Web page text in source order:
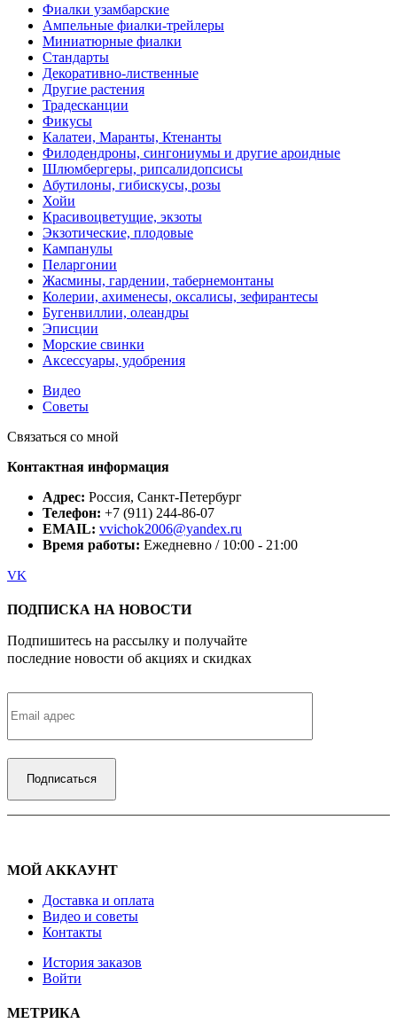
Фиалки узамбарские
Ампельные фиалки-трейлеры
Миниатюрные фиалки
Стандарты
Декоративно-лиственные
Другие растения
Традесканции
Фикусы
Калатеи, Маранты, Ктенанты
Филодендроны, сингониумы и другие ароидные
Шлюмбергеры, рипсалидопсисы
Абутилоны, гибискусы, розы
Хойи
Красивоцветущие, экзоты
Экзотические, плодовые
Кампанулы
Пеларгонии
Жасмины, гардении, табернемонтаны
Колерии, ахименесы, оксалисы, зефирантесы
Бугенвиллии, олеандры
Эписции
Морские свинки
Аксессуары, удобрения
Видео
Советы
Связаться со мной
Контактная информация
Адрес: Россия, Санкт-Петербург
Телефон: +7 (911) 244-86-07
EMAIL: vvichok2006@yandex.ru
Время работы: Ежедневно / 10:00 - 21:00
VK
ПОДПИСКА НА НОВОСТИ
Подпишитесь на рассылку и получайте
последние новости об акциях и скидках
МОЙ АККАУНТ
Доставка и оплата
Видео и советы
Контакты
История заказов
Войти
МЕТРИКА